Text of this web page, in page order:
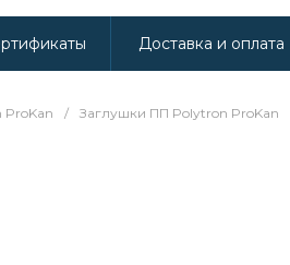
Доставка и оплата
ProKan / Заглушки ПП Polytron ProKan